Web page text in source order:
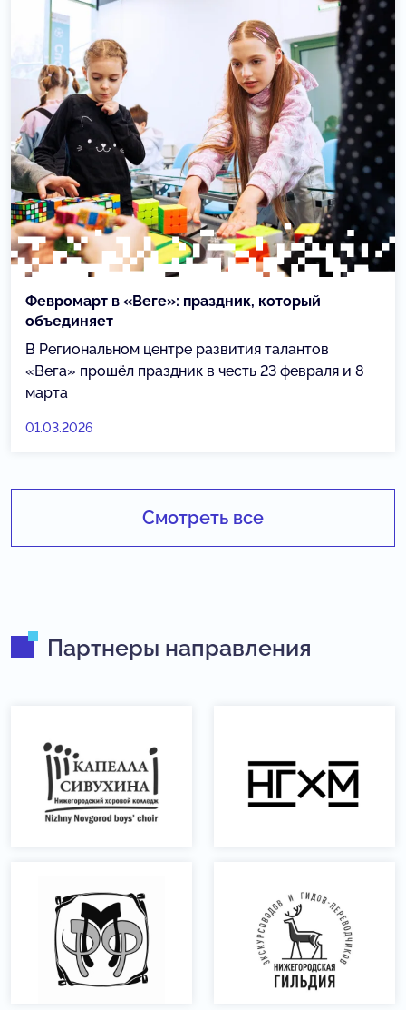
Февромарт в «Веге»: праздник, который
объединяет
В Региональном центре развития талантов
«Вега» прошёл праздник в честь 23 февраля и 8
марта
01.03.2026
Смотреть все
Партнеры направления